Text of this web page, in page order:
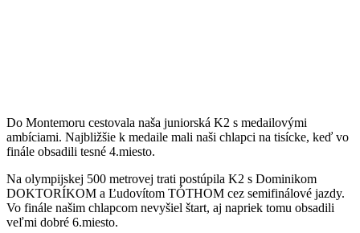
Do Montemoru cestovala naša juniorská K2 s medailovými
ambíciami. Najbližšie k medaile mali naši chlapci na tisícke, keď vo
finále obsadili tesné 4.miesto.
Na olympijskej 500 metrovej trati postúpila K2 s Dominikom
DOKTORÍKOM a Ľudovítom TÓTHOM cez semifinálové jazdy.
Vo finále našim chlapcom nevyšiel štart, aj napriek tomu obsadili
veľmi dobré 6.miesto.